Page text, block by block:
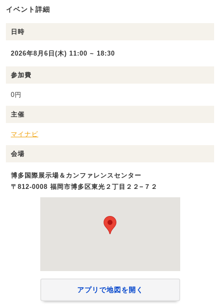
イベント詳細
日時
2026年8月6日(木) 11:00 ~ 18:30
参加費
0円
主催
マイナビ
会場
博多国際展示場＆カンファレンスセンター
〒812-0008 福岡市博多区東光２丁目２２−７２
アプリで地図を開く